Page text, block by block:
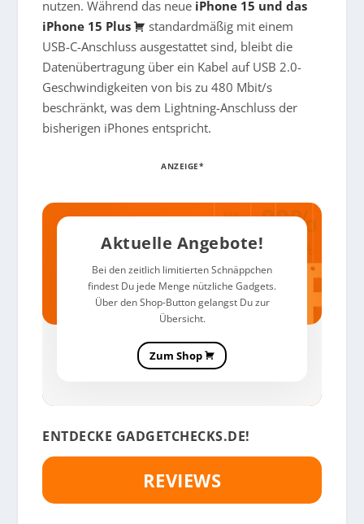
nutzen. Während das neue iPhone 15 und das
iPhone 15 Plus
standardmäßig mit einem
USB-C-Anschluss ausgestattet sind, bleibt die
Datenübertragung über ein Kabel auf USB 2.0-
Geschwindigkeiten von bis zu 480 Mbit/s
beschränkt, was dem Lightning-Anschluss der
bisherigen iPhones entspricht.
ANZEIGE*
Aktuelle Angebote!
Bei den zeitlich limitierten Schnäppchen
findest Du jede Menge nützliche Gadgets.
Über den Shop-Button gelangst Du zur
Übersicht.
Zum Shop
ENTDECKE GADGETCHECKS.DE!
REVIEWS